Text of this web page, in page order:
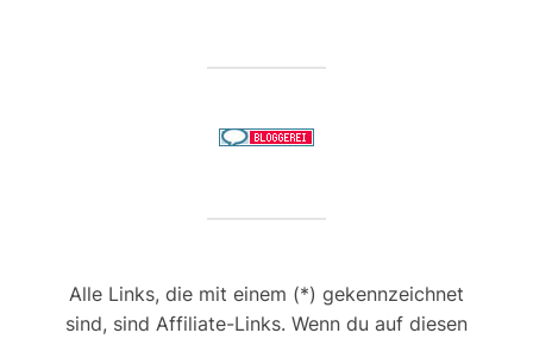
Alle Links, die mit einem (*) gekennzeichnet
sind, sind Affiliate-Links. Wenn du auf diesen